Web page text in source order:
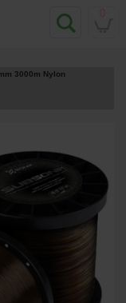
3000m Nylon